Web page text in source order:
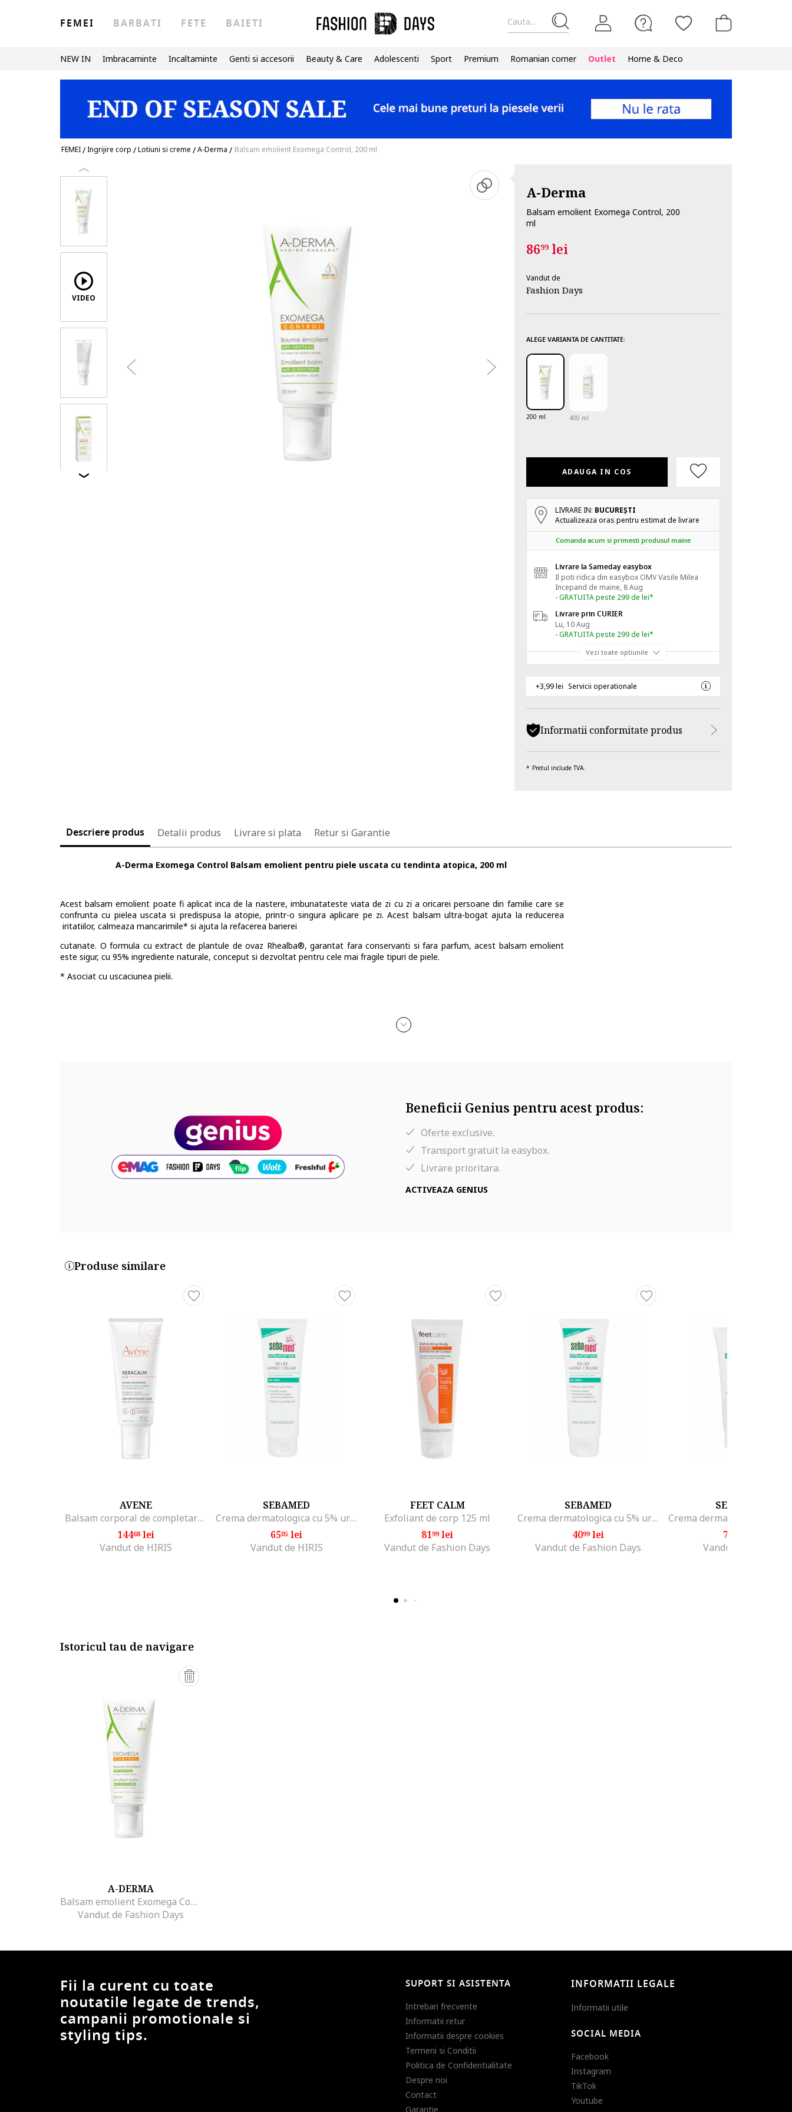
Cauta...
FEMEI BARBATI FETE BAIETI
NEW IN Imbracaminte Incaltaminte Genti si accesorii Beauty & Care Adolescenti Sport Premium Romanian corner Outlet Home & Deco
FEMEI/Ingrijire corp /Lotiuni si creme /A-Derma / Balsam emolient Exomega Control, 200 ml
VIDEO
A-Derma
Balsam emolient Exomega Control, 200
ml
8699lei
Vandut de
Fashion Days
ALEGE VARIANTA DE CANTITATE:
200 ml 400 ml
ADAUGA IN COS
LIVRARE IN: BUCUREŞTI
Actualizeaza oras pentru estimat de livrare
Comanda acum si primesti produsul maine
Livrare la Sameday easybox
Il poti ridica din easybox OMV Vasile Milea
Incepand de maine, 8 Aug
- GRATUITA peste 299 de lei*
Livrare prin CURIER
Lu, 10 Aug
- GRATUITA peste 299 de lei*
Vezi toate optiunile
+3,99 lei Servicii operationale
Informatii conformitate produs
Pretul include TVA.
Descriere produs Detalii produs Livrare si plata Retur si Garantie
A-Derma Exomega Control Balsam emolient pentru piele uscata cu tendinta atopica, 200 ml
Acest balsam emolient poate fi aplicat inca de la nastere, imbunatateste viata de zi cu zi a oricarei persoane din familie care se
confrunta cu pielea uscata si predispusa la atopie, printr-o singura aplicare pe zi. Acest balsam ultra-bogat ajuta la reducerea
iritatiilor, calmeaza mancarimile* si ajuta la refacerea barierei
cutanate. O formula cu extract de plantule de ovaz Rhealba®, garantat fara conservanti si fara parfum, acest balsam emolient
este sigur, cu 95% ingrediente naturale, conceput si dezvoltat pentru cele mai fragile tipuri de piele.
* Asociat cu uscaciunea pielii.
Ingrediente: Water (aqua). Caprylic/capric triglyceride. Glycerin. Cetearyl alcohol. Niacinamide. 10-hydroxydecenoic acid. Avena
sativa (oat) leaf/stem extract (avena sativa leaf/stem extract). Benzoic acid. Caprylyl glycol. Cetearyl glucoside. Cetyl alcohol.
Glyceryl stearate. Oenothera biennis (evening primrose) oil (oenothera biennis oil). Peg-100 stearate. Polyacrylate-13.
Polyisobutene. Polysorbate 20. Sodium hydroxide. Sorbitan isostearate. Tocopherol. Tocopheryl acetate
Utilizare: Pasul 1
Inainte de a aplica Exomega Control crema emolienta, curatati mai intai pielea cu un produs de igiena EXOMEGA CONTROL.
Inainte de aplica pe corp crema, incalziti-o intre palme.
Aplicati in miscari circulare.
Beneficii Genius pentru acest produs:
Oferte exclusive.
Transport gratuit la easybox.
Livrare prioritara.
ACTIVEAZA GENIUS
Produse similare
AVENE
Balsam corporal de completare a lipidelor calmant anti-mancarime, XeraCalm A.D Lipid-Replenishing, 200 ml
14468lei
Vandut de HIRIS
SEBAMED
Crema dermatologica cu 5% uree pentru maini, 75 ml
6505 lei
Vandut de HIRIS
FEET CALM
Exfoliant de corp 125 ml
8199lei
Vandut de Fashion Days
SEBAMED
Crema dermatologica cu 5% uree pentru maini, 75 ml
4099lei
Vandut de Fashion Days
SEBAMED
75
Vandut de HIRIS
Istoricul tau de navigare
A-DERMA
Balsam emolient Exomega Control, 200 ml
Vandut de Fashion Days
Fii la curent cu toate
noutatile legate de trends,
campanii promotionale si
styling tips.
SUPORT SI ASISTENTA
Intrebari frecvente
Informatii retur
Informatii despre cookies
Termeni si Conditii
Politica de Confidentialitate
Despre noi
Contact
Garantie
INFORMATII LEGALE
Informatii utile
SOCIAL MEDIA
Facebook
Instagram
TikTok
Youtube